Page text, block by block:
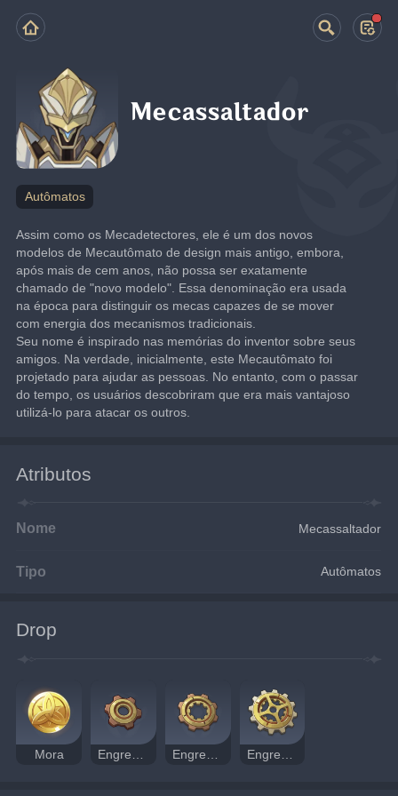
Mecassaltador
Autômatos
Assim como os Mecadetectores, ele é um dos novos
modelos de Mecautômato de design mais antigo, embora,
após mais de cem anos, não possa ser exatamente
chamado de "novo modelo". Essa denominação era usada
na época para distinguir os mecas capazes de se mover
com energia dos mecanismos tradicionais.
Seu nome é inspirado nas memórias do inventor sobre seus
amigos. Na verdade, inicialmente, este Mecautômato foi
projetado para ajudar as pessoas. No entanto, com o passar
do tempo, os usuários descobriram que era mais vantajoso
utilizá-lo para atacar os outros.
Atributos
Nome Mecassaltador
Tipo Autômatos
Drop
Mora Engrenagem Transmissora Engrenagem Reta Engrenagem Dinâmica